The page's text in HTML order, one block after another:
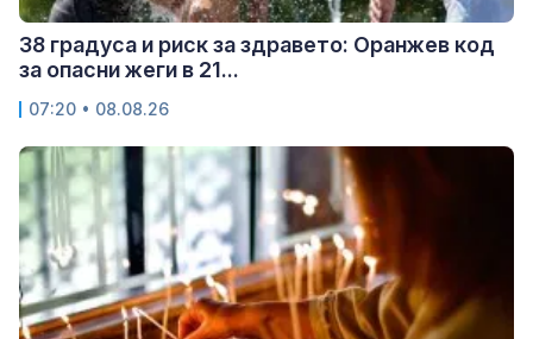
38 градуса и риск за здравето: Оранжев код
за опасни жеги в 21...
07:20 • 08.08.26